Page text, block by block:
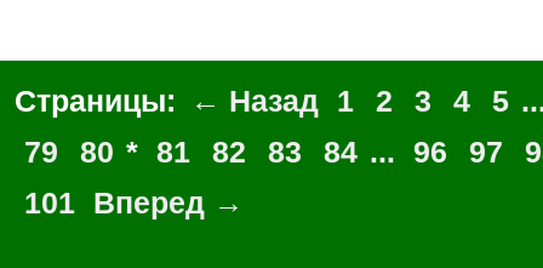
Страницы: ← Назад 1 2 3 4 5
79
80 * 81 82 83 84 ... 96 97
101 Вперед →